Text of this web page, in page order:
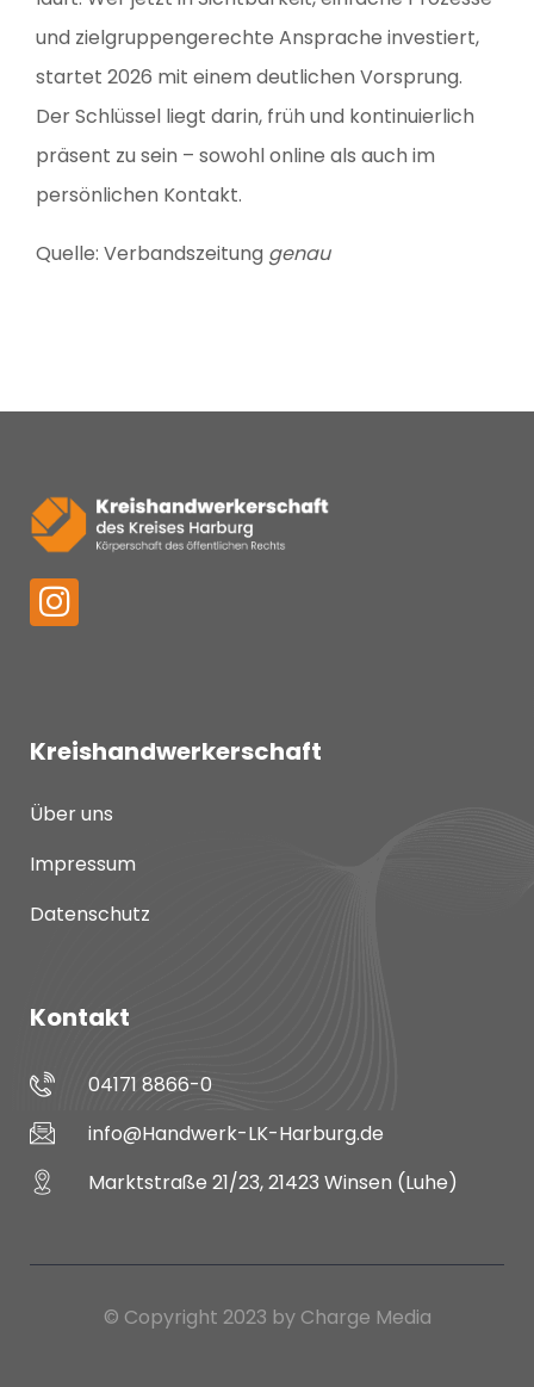
und zielgruppengerechte Ansprache investiert,
startet 2026 mit einem deutlichen Vorsprung.
Der Schlüssel liegt darin, früh und kontinuierlich
präsent zu sein – sowohl online als auch im
persönlichen Kontakt.
Quelle: Verbandszeitung genau
Kreishandwerkerschaft
Über uns
Impressum
Datenschutz
Kontakt
04171 8866-0
info@Handwerk-LK-Harburg.de
Marktstraße 21/23, 21423 Winsen (Luhe)
© Copyright 2023 by Charge Media